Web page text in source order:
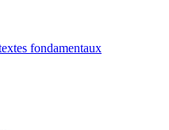
fondamentaux